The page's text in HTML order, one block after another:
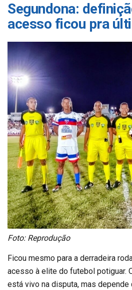
Segundona:
acesso ficou pra
Foto: Reprodução
Ficou mesmo para a derradeira
acesso à elite do futebol potiguar.
está vivo na disputa, mas